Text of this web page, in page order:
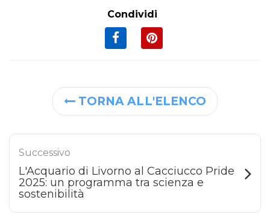
Condividi
TORNA ALL'ELENCO
Successivo
L'Acquario di Livorno al Cacciucco Pride
2025: un programma tra scienza e
sostenibilità